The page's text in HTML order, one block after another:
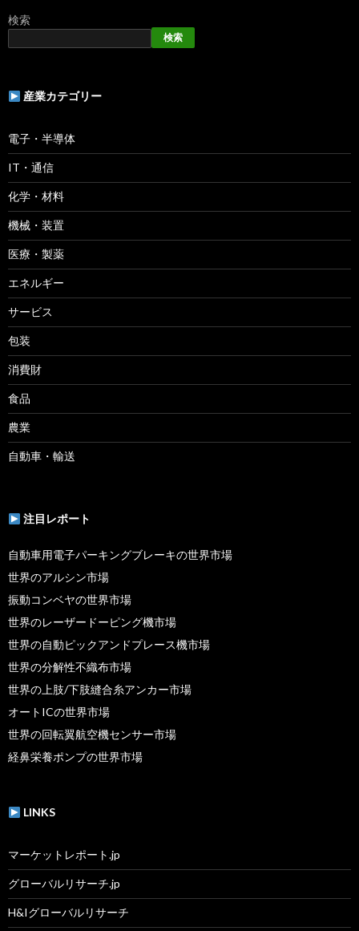
検索
検索
産業カテゴリー
電子・半導体
IT・通信
化学・材料
機械・装置
医療・製薬
エネルギー
サービス
包装
消費財
食品
農業
自動車・輸送
注目レポート
自動車用電子パーキングブレーキの世界市場
世界のアルシン市場
振動コンベヤの世界市場
世界のレーザードーピング機市場
世界の自動ピックアンドプレース機市場
世界の分解性不織布市場
世界の上肢/下肢縫合糸アンカー市場
オートICの世界市場
世界の回転翼航空機センサー市場
経鼻栄養ポンプの世界市場
LINKS
マーケットレポート.jp
グローバルリサーチ.jp
H&Iグローバルリサーチ